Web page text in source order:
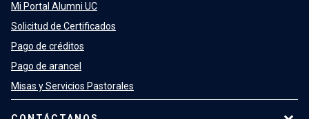
Mi Portal Alumni UC
Solicitud de Certificados
Pago de créditos
Pago de arancel
Misas y Servicios Pastorales